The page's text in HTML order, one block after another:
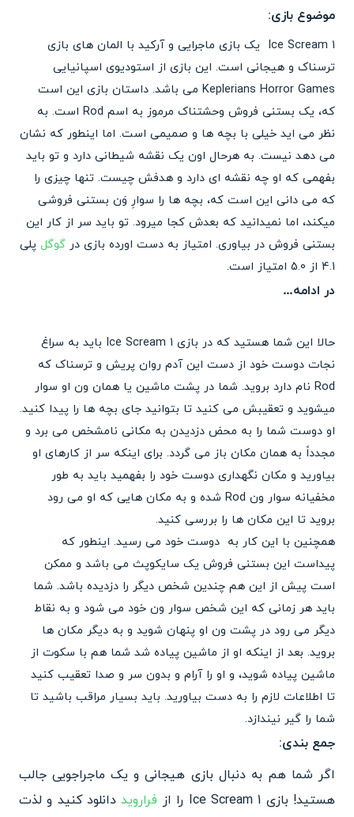
موضوع بازی:
Ice Scream 1 یک بازی ماجرایی و آرکید با المان های بازی
ترسناک و هیجانی است. این بازی از استودیوی اسپانیایی
Keplerians Horror Games می باشد. داستان بازی این است
که، یک بستنی فروش وحشتناک مرموز به اسم Rod است. به
نظر می اید خیلی با بچه ها و صمیمی است. اما اینطور که نشان
می دهد نیست. به هرحال اون یک نقشه شیطانی دارد و تو باید
بفهمی که او چه نقشه ای دارد و هدفش چیست. تنها چیزی را
که می دانی این است که، بچه ها را سوارِ وَن بستنی فروشی
میکند، اما نمیدانید که بعدش کجا میرود. تو باید سر از کار این
بستنی فروش در بیاوری. امتیاز به دست اورده بازی در گوگل پلی
4.1 از 5.0 امتیاز است.
در ادامه…
حالا این شما هستید که در بازی Ice Scream 1 باید به سراغ
نجات دوست خود از دست این آدم روان پریش و ترسناک که
Rod نام دارد بروید. شما در پشت ماشین یا همان ون او سوار
میشوید و تعقیبش می کنید تا بتوانید جای بچه ها را پیدا کنید.
او دوست شما را به محض دزدیدن به مکانی نامشخص می برد و
مجدداً به همان مکان باز می گردد. برای اینکه سر از کارهای او
بیاورید و مکان نگهداری دوست خود را بفهمید باید به طور
مخفیانه سوار ون Rod شده و به مکان هایی که او می رود
بروید تا این مکان ها را بررسی کنید.
همچنین با این کار به دوست خود می رسید. اینطور که
پیداست این بستنی فروش یک سایکوپث می باشد و ممکن
است پیش از این هم چندین شخص دیگر را دزدیده باشد. شما
باید هر زمانی که این شخص سوار ون خود می شود و به نقاط
دیگر می رود در پشت ون او پنهان شوید و به دیگر مکان ها
بروید. بعد از اینکه او از ماشین پیاده شد شما هم با سکوت از
ماشین پیاده شوید، و او را آرام و بدون سر و صدا تعقیب کنید
تا اطلاعات لازم را به دست بیاورید. باید بسیار مراقب باشید تا
شما را گیر نیندازد.
جمع بندی:
اگر شما هم به دنبال بازی هیجانی و یک ماجراجویی جالب
هستید! بازی Ice Scream 1 را از
فرارویددانلود کنید و لذت